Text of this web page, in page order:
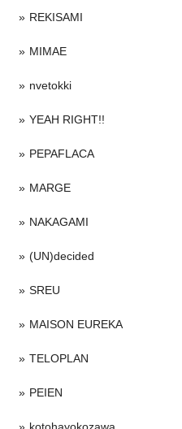
REKISAMI
MIMAE
nvetokki
YEAH RIGHT!!
PEPAFLACA
MARGE
NAKAGAMI
(UN)decided
SREU
MAISON EUREKA
TELOPLAN
PEIEN